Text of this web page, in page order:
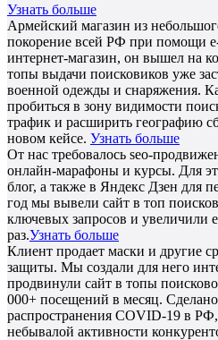
Узнать больше
Армейский магазин из
покорение всей РФ при помощи
интернет-магазин, он вышел на
топы выдачи поисковиков уже
военной одежды и снаряжения.
пробиться в зону видимости
трафик и расширить географию
новом кейсе. Узнать больше
От нас требовалось seo-
онлайн-марафоны и курсы. Для
блог, а также в Яндекс Дзен для
год мы вывели сайт в топ
ключевых запросов и увеличили
раз.Узнать больше
Клиент продает маски и другие
защиты. Мы создали для него
продвинули сайт в топы
000+ посещений в месяц.
распространения COVID-19 в
небывалой активности